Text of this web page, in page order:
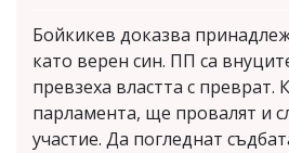
Бойкикев доказва
като верен син. ПП са
превзеха властта с преврат.
парламента, ще провалят и
участие. Да погледнат